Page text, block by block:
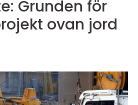
Grunden för
ovan jord